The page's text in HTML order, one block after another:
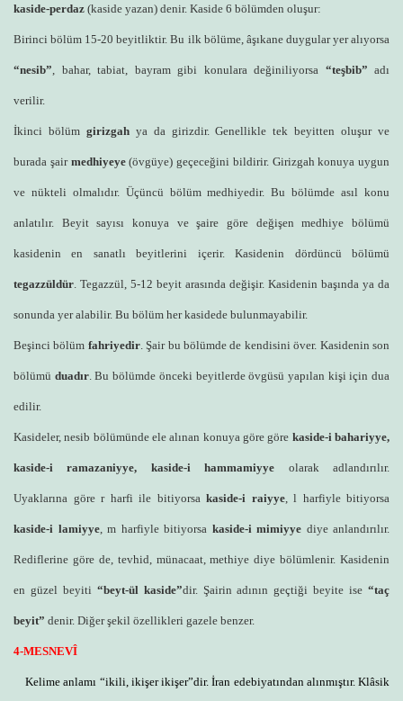
kaside-perdaz (kaside yazan) denir. Kaside 6 bölümden oluşur:
Birinci bölüm 15-20 beyitliktir. Bu ilk bölüme, âşıkane duygular yer alıyorsa
“nesib” , bahar, tabiat, bayram gibi konulara değiniliyorsa “teşbib” adı
verilir.
İkinci bölüm girizgahya da girizdir. Genellikle tek beyitten oluşur ve
burada şair medhiyeye(övgüye) geçeceğini bildirir. Girizgah konuya uygun
ve nükteli olmalıdır. Üçüncü bölüm medhiyedir. Bu bölümde asıl konu
anlatılır. Beyit sayısı konuya ve şaire göre değişen medhiye bölümü
kasidenin en sanatlı beyitlerini içerir. Kasidenin dördüncü bölümü
tegazzüldür . Tegazzül, 5-12 beyit arasında değişir. Kasidenin başında ya da
sonunda yer alabilir. Bu bölüm her kasidede bulunmayabilir.
Beşinci bölüm fahriyedir. Şair bu bölümde de kendisini över. Kasidenin son
bölümü duadır. Bu bölümde önceki beyitlerde övgüsü yapılan kişi için dua
edilir.
Kasideler, nesib bölümünde ele alınan konuya göre göre kaside-i bahariyye,
kaside-i ramazaniyye, kaside-i hammamiyye olarak adlandırılır.
Uyaklarına göre r harfi ile bitiyorsa kaside-i raiyye, l harfiyle bitiyorsa
kaside-i lamiyye, m harfiyle bitiyorsa kaside-i mimiyye diye anlandırılır.
Rediflerine göre de, tevhid, münacaat, methiye diye bölümlenir. Kasidenin
en güzel beyiti “beyt-ül kaside”dir. Şairin adının geçtiği beyite ise“taç
beyit” denir. Diğer şekil özellikleri gazele benzer.
4-MESNEVÎ
Kelime anlamı “ikili, ikişer ikişer”dir. İran edebiyatından alınmıştır. Klâsik